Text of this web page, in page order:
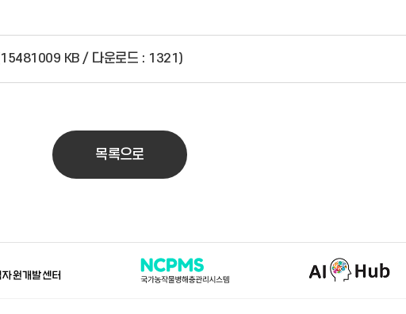
KB / 다운로드 : 1321)
목록으로
발센터 국가농작물병해충관리시스템 AI허브